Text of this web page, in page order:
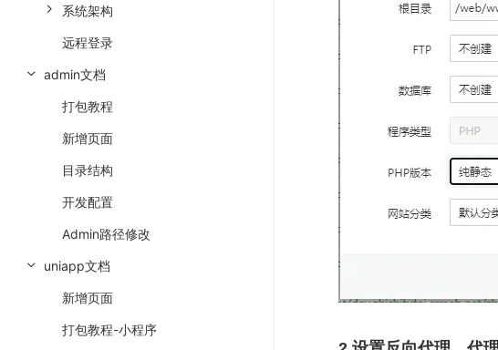
系统架构
远程登录
admin文档
打包教程
新增页面
目录结构
开发配置
Admin路径修改
uniapp文档
新增页面
打包教程-小程序